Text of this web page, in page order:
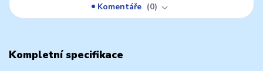
Komentáře
0
Kompletní specifikace